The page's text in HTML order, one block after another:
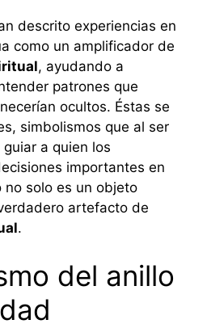
descrito experiencias en
como un amplificador de
, ayudando a
patrones que
ocultos. Éstas se
simbolismos que al ser
a quien los
importantes en
no solo es un objeto
artefacto de
.
del anillo